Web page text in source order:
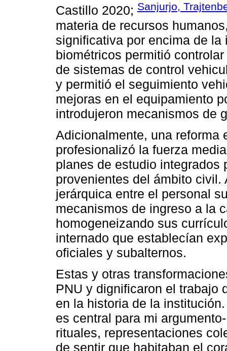
Castillo 2020; Sanjurjo,
materia de recursos
significativa por encima de
biométricos permitió
de sistemas de control
y permitió el seguimiento
mejoras en el equipamiento
introdujeron mecanismos de
Adicionalmente, una reforma
profesionalizó la fuerza
planes de estudio integrados
provenientes del ámbito
jerárquica entre el personal
mecanismos de ingreso a la
homogeneizando sus
internado que establecían
oficiales y subalternos.
Estas y otras
PNU y dignificaron el trabajo
en la historia de la
es central para mi
rituales, representaciones
de sentir que habitaban el